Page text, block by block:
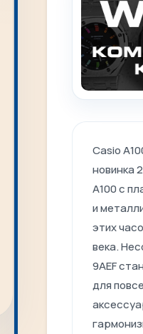
Casio
новинка
A100с
и
этих
века. Н
9AEF
для